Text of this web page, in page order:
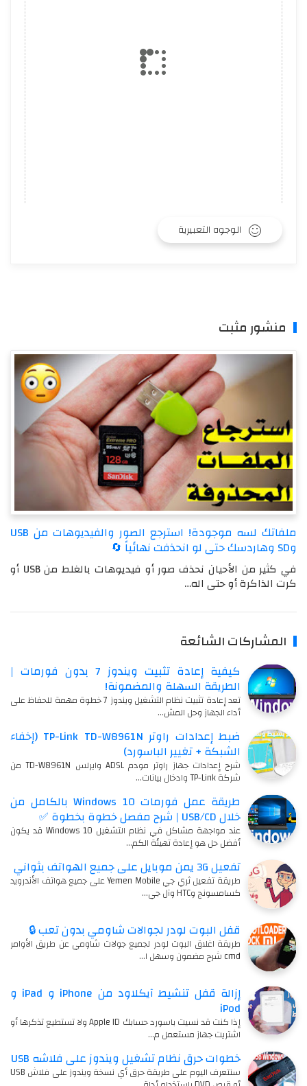
الوجوه التعبيرية
منشور مثبت
ملفاتك لسه موجودة! استرجع الصور والفيديوهات من USB
وSD وهاردسك حتى لو انحذفت نهائياً 🔄
في كثير من الأحيان نحذف صور أو فيديوهات بالغلط من USB أو
كرت الذاكرة أو حتى اله…
المشاركات الشائعة
كيفية إعادة تثبيت ويندوز 7 بدون فورمات |
الطريقة السهلة والمضمونة!
تعد إعادة تثبيت نظام التشغيل ويندوز 7 خطوة مهمة للحفاظ على
أداء الجهاز وحل المش…
ضبط إعدادات راوتر TP-Link TD-W8961N (إخفاء
الشبكة + تغيير الباسورد)
شرح إعدادات جهاز راوتر مودم ADSL وايرلس TD-W8961N من
شركة TP-Link وادخال بيانات…
طريقة عمل فورمات Windows 10 بالكامل من
خلال USB/CD | شرح مفصل خطوة بخطوة ✅
عند مواجهة مشاكل في نظام التشغيل Windows 10 قد يكون
أفضل حل هو إعادة تهيئة الكم…
تفعيل 3G يمن موبايل على جميع الهواتف بثواني
طريقة تفعيل ثري جي Yemen Mobile على جميع هواتف الأندرويد
كسامسونج وHTC وآل جي…
قفل البوت لودر لجوالات شاومي بدون تعب 🔒
طريقة اغلاق البوت لودر لجميع جولات شاومي عن طريق الأوامر
cmd شرح مضمون وسهل ا…
إزالة قفل تنشيط آيكلاود من iPhone و iPad و
iPod
إذا كنت قد نسيت باسورد حسابك Apple ID ولا تستطيع تذكرها أو
اشتريت جهاز مستعمل م…
خطوات حرق نظام تشغيل ويندوز على فلاشه USB
سنتعرف اليوم على طريقة حرق أي نسخة ويندوز على فلاش USB